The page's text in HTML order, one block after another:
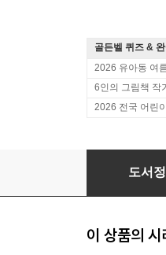
골든벨 퀴즈 & 완
2026 유아동 여
6인의 그림책 작
2026 전국 어린
신통한 책방
도서
이 상품의 시